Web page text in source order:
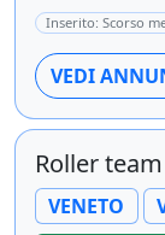
Inserito: Scorso
VEDI
Roller
VENETO